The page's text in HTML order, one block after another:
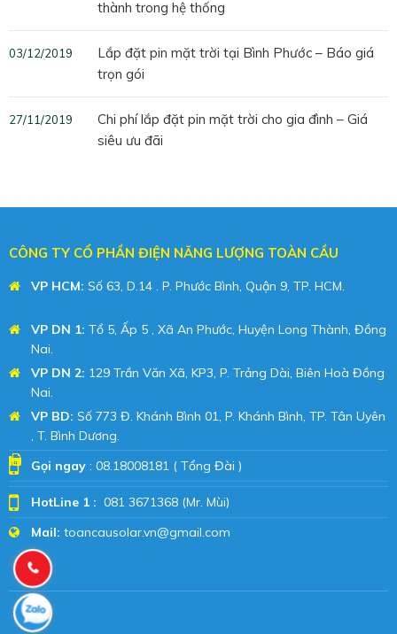
thành trong hệ thống
Lắp đặt pin mặt trời tại Bình Phước – Báo giá
trọn gói
03/12/2019
Chi phí lắp đặt pin mặt trời cho gia đình – Giá
siêu ưu đãi
27/11/2019
CÔNG TY CỔ PHẦN ĐIỆN NĂNG LƯỢNG TOÀN CẦU
VP HCM: Số 63, D.14 . P. Phước Bình, Quận 9, TP. HCM.
VP DN 1: Tổ 5, Ấp 5 , Xã An Phước, Huyện Long Thành, Đồng
Nai.
VP DN 2: 129 Trần Văn Xã, KP3, P. Trảng Dài, Biên Hoà Đồng
Nai.
VP BD: Số 773 Đ. Khánh Bình 01, P. Khánh Bình, TP. Tân Uyên
, T. Bình Dương.
Gọi ngay : 08.18008181 ( Tổng Đài )
HotLine 1 : 081 3671368 (Mr. Mùi)
Mail: toancausolar.vn@gmail.com